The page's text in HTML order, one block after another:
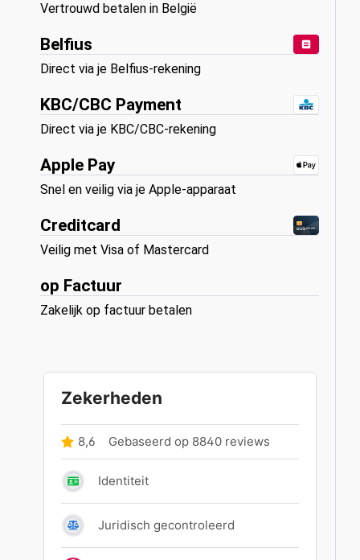
Vertrouwd betalen in België
Belfius
Direct via je Belfius-rekening
KBC/CBC Payment
Direct via je KBC/CBC-rekening
Apple Pay
Snel en veilig via je Apple-apparaat
Creditcard
Veilig met Visa of Mastercard
op Factuur
Zakelijk op factuur betalen